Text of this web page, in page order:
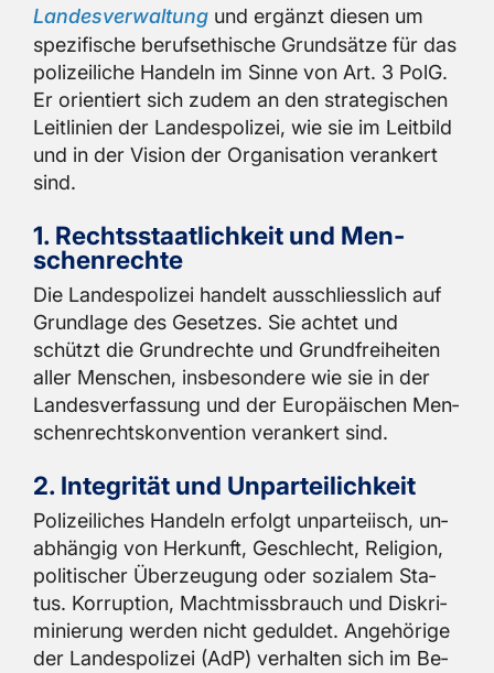
Lan­des­ver­wal­tung und er­gänzt die­sen um
spe­zi­fi­sche be­rufs­ethi­sche Grund­sät­ze für das
po­li­zei­li­che Han­deln im Sinne von Art. 3 PolG.
Er ori­en­tiert sich zudem an den stra­te­gi­schen
Leit­li­ni­en der Lan­des­po­li­zei, wie sie im Leit­bild
und in der Vi­si­on der Or­ga­ni­sa­ti­on ver­an­kert
sind.
1. Rechts­staat­lich­keit und Men­
schen­rech­te
Die Lan­des­po­li­zei han­delt aus­schliess­lich auf
Grund­la­ge des Ge­set­zes. Sie ach­tet und
schützt die Grund­rech­te und Grund­frei­hei­ten
aller Men­schen, ins­be­son­de­re wie sie in der
Lan­des­ver­fas­sung und der Eu­ro­päi­schen Men­
schen­rechts­kon­ven­ti­on ver­an­kert sind.
2. In­te­gri­tät und Un­par­tei­lich­keit
Po­li­zei­li­ches Han­deln er­folgt un­par­tei­isch, un­
ab­hän­gig von Her­kunft, Ge­schlecht, Re­li­gi­on,
po­li­ti­scher Über­zeu­gung oder so­zia­lem Sta­
tus. Kor­rup­ti­on, Macht­miss­brauch und Dis­kri­
mi­nie­rung wer­den nicht ge­dul­det. An­ge­hö­ri­ge
der Lan­des­po­li­zei (AdP) ver­hal­ten sich im Be­